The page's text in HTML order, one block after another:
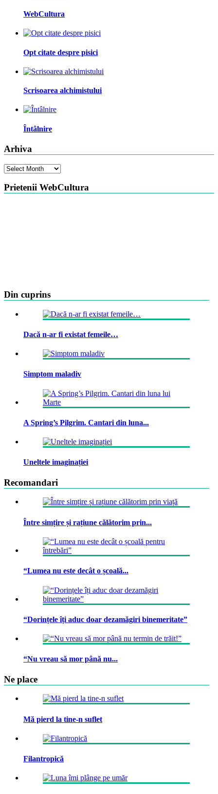
WebCultura
Opt citate despre pisici
Scrisoarea alchimistului
Întâlnire
Arhiva
Arhiva
Prietenii WebCultura
Din cuprins
Dacă n-ar fi existat femeile…
Simptom maladiv
A Spring’s Pilgrim. Cantari din luna...
Uneltele imaginației
Recomandari
Între simțire și rațiune călătorim prin...
“Lumea nu este decât o școală...
“Dorințele îți aduc doar dezamăgiri binemeritate”
“Nu vreau să mor până nu...
Ne place
Mă pierd la tine-n suflet
Filantropică